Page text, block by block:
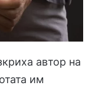
автор на
им